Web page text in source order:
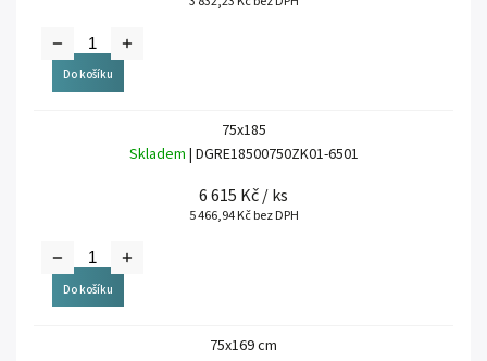
Do košíku
75x185
Skladem | DGRE18500750ZK01-6501
6 615 Kč/ ks
5 466,94 Kč bez DPH
Do košíku
75x169 cm